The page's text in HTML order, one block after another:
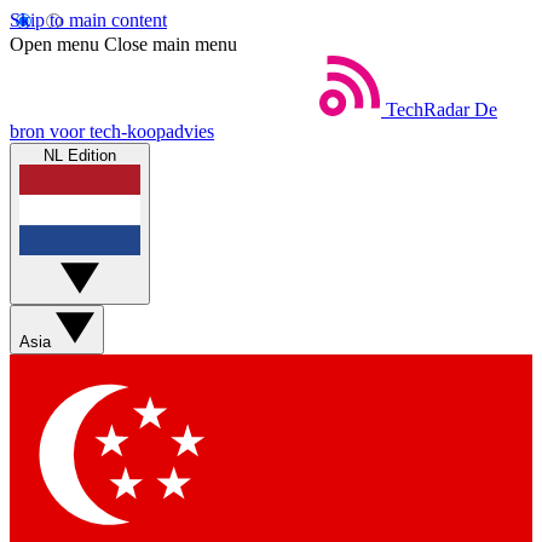
Skip to main content
Open menu Close main menu
TechRadar De
bron voor tech-koopadvies
NL Edition
Asia